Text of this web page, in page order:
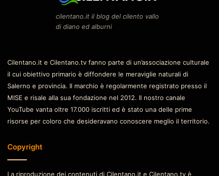
cilentano.it il blog del cilento vallo
di diano ed alburni
Cilentano.it e Cilentano.tv fanno parte di un’associazione culturale
il cui obiettivo primario è diffondere le meraviglie naturali di
Salerno e provincia. Il marchio è regolarmente registrato presso il
MISE e risale alla sua fondazione nel 2012. Il nostro canale
YouTube vanta oltre 17.000 iscritti ed è stato una delle prime
risorse per coloro che desideravano conoscere meglio il territorio.
Copyright
La riproduzione dei contenuti di Cilentano.it e Cilentano.tv è